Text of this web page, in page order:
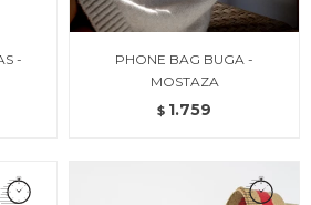
-
PHONE BAG BUGA -
MOSTAZA
$ 1.759